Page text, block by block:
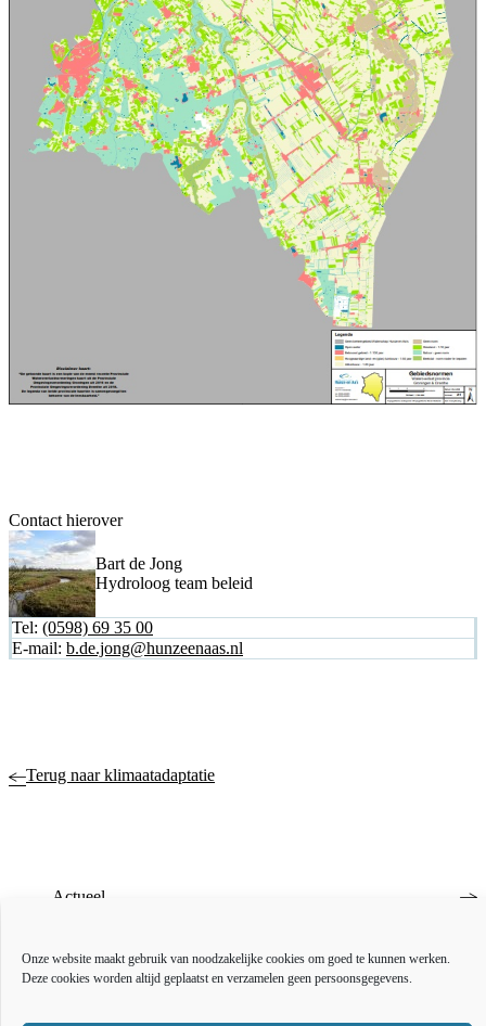
Onze website maakt gebruik van noodzakelijke cookies om goed te kunnen werken.
Deze cookies worden altijd geplaatst en verzamelen geen persoonsgegevens.
Contact hierover
Bart de Jong
Hydroloog team beleid
Tel: (0598) 69 35 00
E-mail: b.de.jong@hunzeenaas.nl
Terug naar klimaatadaptatie
Actueel
Educatie
Vacatures